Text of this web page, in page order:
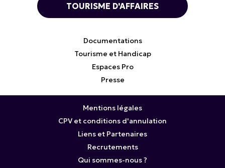
TOURISME D'AFFAIRES
Documentations
Tourisme et Handicap
Espaces Pro
Presse
Mentions légales
CPV et conditions d'annulation
Liens et Partenaires
Recrutements
Qui sommes-nous ?